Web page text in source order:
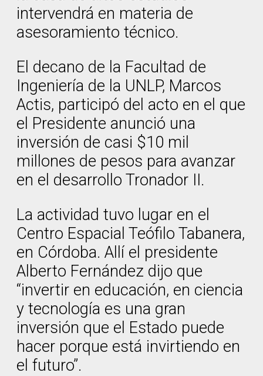
intervendrá en materia de
asesoramiento técnico.
El decano de la Facultad de
Ingeniería de la UNLP, Marcos
Actis, participó del acto en el que
el Presidente anunció una
inversión de casi $10 mil
millones de pesos para avanzar
en el desarrollo Tronador II.
La actividad tuvo lugar en el
Centro Espacial Teófilo Tabanera,
en Córdoba. Allí el presidente
Alberto Fernández dijo que
“invertir en educación, en ciencia
y tecnología es una gran
inversión que el Estado puede
hacer porque está invirtiendo en
el futuro”.